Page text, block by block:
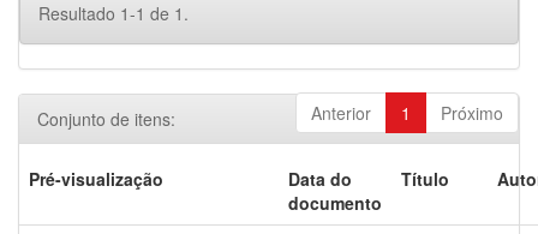
Resultado 1-1 de 1.
Anterior 1 Próximo
Conjunto de itens:
Pré-visualização
Data do
documento
Título